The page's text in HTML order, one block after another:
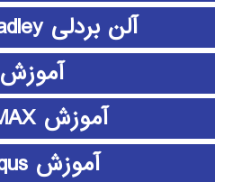
آلن بردلی Allen bradley
آموزش
آموزش 3D MAX
آموزش abaqus